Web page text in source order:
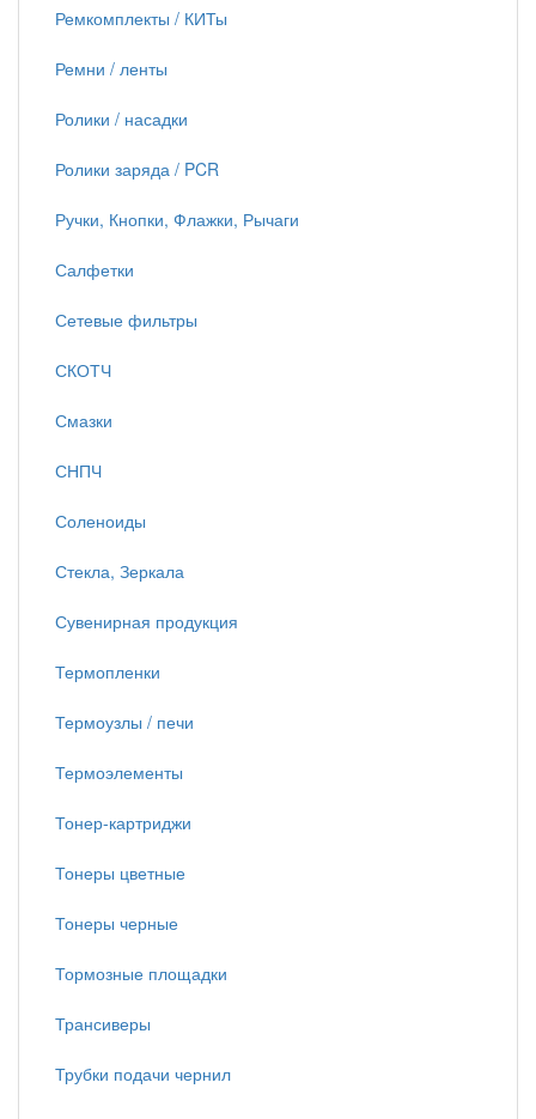
Ремкомплекты / КИТы
Ремни / ленты
Ролики / насадки
Ролики заряда / PCR
Ручки, Кнопки, Флажки, Рычаги
Салфетки
Сетевые фильтры
СКОТЧ
Смазки
СНПЧ
Соленоиды
Стекла, Зеркала
Сувенирная продукция
Термопленки
Термоузлы / печи
Термоэлементы
Тонер-картриджи
Тонеры цветные
Тонеры черные
Тормозные площадки
Трансиверы
Трубки подачи чернил